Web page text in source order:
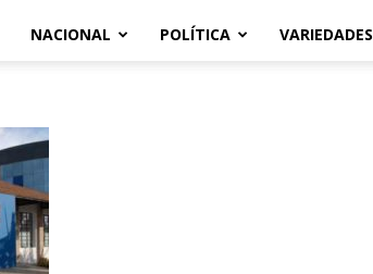
NACIONAL POLÍTICA VARIEDADES